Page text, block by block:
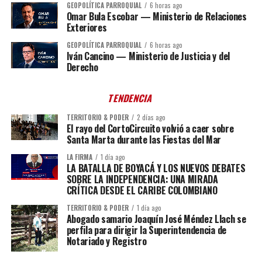
GEOPOLÍTICA PARROQUIAL 6 horas ago
Omar Bula Escobar — Ministerio de Relaciones
Exteriores
GEOPOLÍTICA PARROQUIAL 6 horas ago
Iván Cancino — Ministerio de Justicia y del
Derecho
TENDENCIA
TERRITORIO & PODER 2 días ago
El rayo del CortoCircuito volvió a caer sobre
Santa Marta durante las Fiestas del Mar
LA FIRMA 1 día ago
LA BATALLA DE BOYACÁ Y LOS NUEVOS DEBATES
SOBRE LA INDEPENDENCIA: UNA MIRADA
CRÍTICA DESDE EL CARIBE COLOMBIANO
TERRITORIO & PODER 1 día ago
Abogado samario Joaquín José Méndez Llach se
perfila para dirigir la Superintendencia de
Notariado y Registro